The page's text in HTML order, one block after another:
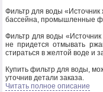
Фильтр для воды
бассейна, промышленные
Фильтр для воды
не придется отмывать
стираться в желтой воде и
Купить фильтр для воды,
уточнив детали заказа.
Читать полное описание